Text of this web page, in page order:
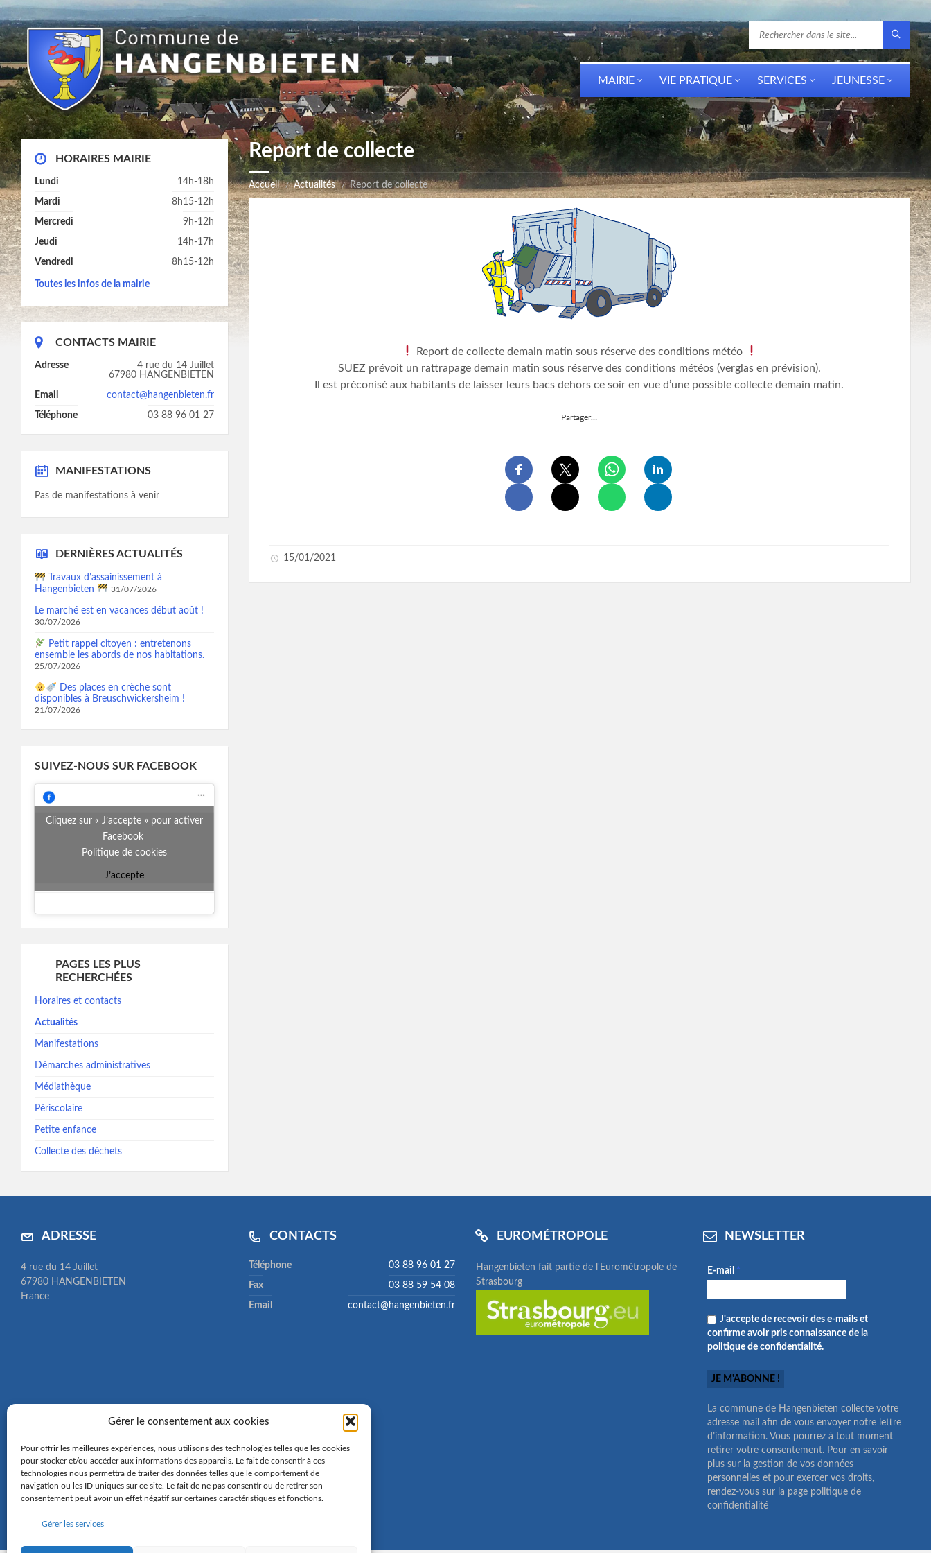
Gérer le consentement aux cookies
Pour offrir les meilleures expériences, nous utilisons des technologies telles que les cookies
pour stocker et/ou accéder aux informations des appareils. Le fait de consentir à ces
technologies nous permettra de traiter des données telles que le comportement de
navigation ou les ID uniques sur ce site. Le fait de ne pas consentir ou de retirer son
consentement peut avoir un effet négatif sur certaines caractéristiques et fonctions.
Gérer les services
MAIRIE VIE PRATIQUE SERVICES JEUNESSE
Report de collecte
Accueil Actualités Report de collecte
Report de collecte demain matin sous réserve des conditions météo
SUEZ prévoit un rattrapage demain matin sous réserve des conditions météos (verglas en prévision).
Il est préconisé aux habitants de laisser leurs bacs dehors ce soir en vue d’une possible collecte demain matin.
Partager…
15/01/2021
HORAIRES MAIRIE
Lundi 14h-18h
Mardi 8h15-12h
Mercredi 9h-12h
Jeudi 14h-17h
Vendredi 8h15-12h
Toutes les infos de la mairie
CONTACTS MAIRIE
Adresse
4 rue du 14 Juillet
67980 HANGENBIETEN
Email contact@hangenbieten.fr
Téléphone 03 88 96 01 27
MANIFESTATIONS
Pas de manifestations à venir
DERNIÈRES ACTUALITÉS
Travaux d’assainissement à
Hangenbieten
31/07/2026
Le marché est en vacances début août !
30/07/2026
Petit rappel citoyen : entretenons
ensemble les abords de nos habitations.
25/07/2026
Des places en crèche sont
disponibles à Breuschwickersheim !
21/07/2026
SUIVEZ-NOUS SUR FACEBOOK
Cliquez sur « J’accepte » pour activer
Facebook
Politique de cookies
J’accepte
PAGES LES PLUS
RECHERCHÉES
Horaires et contacts
Actualités
Manifestations
Démarches administratives
Médiathèque
Périscolaire
Petite enfance
Collecte des déchets
ADRESSE
4 rue du 14 Juillet
67980 HANGENBIETEN
France
CONTACTS
Téléphone 03 88 96 01 27
Fax 03 88 59 54 08
Email contact@hangenbieten.fr
EUROMÉTROPOLE
Hangenbieten fait partie de l'Eurométropole de
Strasbourg
NEWSLETTER
E-mail *
J'accepte de recevoir des e-mails et
confirme avoir pris connaissance de la
politique de confidentialité.
La commune de Hangenbieten collecte votre
adresse mail afin de vous envoyer notre lettre
d’information. Vous pourrez à tout moment
retirer votre consentement. Pour en savoir
plus sur la gestion de vos données
personnelles et pour exercer vos droits,
rendez-vous sur la page politique de
confidentialité